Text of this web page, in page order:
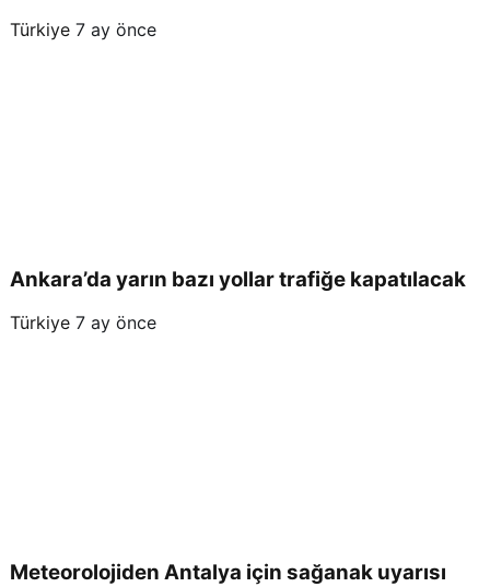
Türkiye 7 ay önce
Ankara’da yarın bazı yollar trafiğe kapatılacak
Türkiye 7 ay önce
Meteorolojiden Antalya için sağanak uyarısı